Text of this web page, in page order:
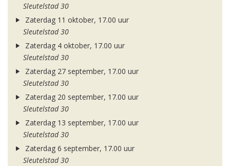
Sleutelstad 30
Zaterdag 11 oktober, 17.00 uur
Sleutelstad 30
Zaterdag 4 oktober, 17.00 uur
Sleutelstad 30
Zaterdag 27 september, 17.00 uur
Sleutelstad 30
Zaterdag 20 september, 17.00 uur
Sleutelstad 30
Zaterdag 13 september, 17.00 uur
Sleutelstad 30
Zaterdag 6 september, 17.00 uur
Sleutelstad 30